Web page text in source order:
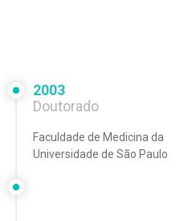
2003
Doutorado
Faculdade de Medicina da
Universidade de São Paulo